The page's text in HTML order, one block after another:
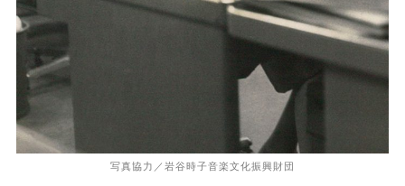
写真協力／岩谷時子音楽文化振興財団